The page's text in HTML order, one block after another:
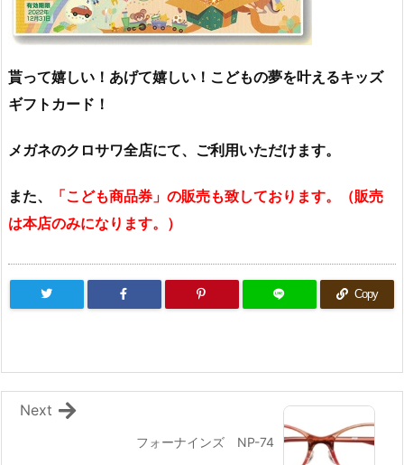
貰って嬉しい！あげて嬉しい！こどもの夢を叶えるキッズ
ギフトカード！
メガネのクロサワ全店にて、ご利用いただけます。
また、
「こども商品券」の販売も致しております。（販売
は本店のみになります。）
Copy
フォーナインズ NP-74
Next